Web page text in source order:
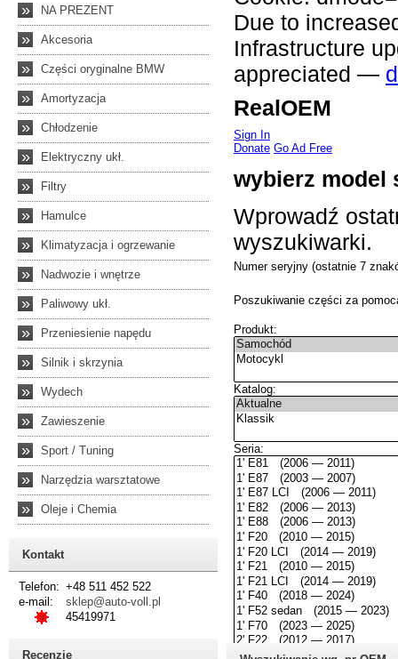
» NA PREZENT
» Akcesoria
» Części oryginalne BMW
» Amortyzacja
» Chłodzenie
» Elektryczny ukł.
» Filtry
» Hamulce
» Klimatyzacja i ogrzewanie
» Nadwozie i wnętrze
» Paliwowy ukł.
» Przeniesienie napędu
» Silnik i skrzynia
» Wydech
» Zawieszenie
» Sport / Tuning
» Narzędzia warsztatowe
» Oleje i Chemia
Kontakt
Telefon: +48 511 452 522
e-mail:
sklep@auto-voll.pl
45419971
Recenzje